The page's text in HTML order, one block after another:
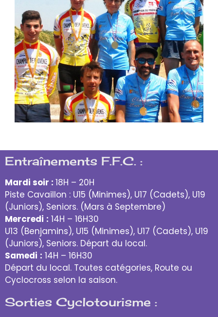
Entraînements F.F.C. :
Mardi soir : 18H – 20H
Piste Cavaillon : U15 (Minimes), U17 (Cadets), U19
(Juniors), Seniors. (Mars à Septembre)
Mercredi : 14H – 16H30
U13 (Benjamins), U15 (Minimes), U17 (Cadets), U19
(Juniors), Seniors. Départ du local.
Samedi : 14H – 16H30
Départ du local. Toutes catégories, Route ou
Cyclocross selon la saison.
Sorties Cyclotourisme :